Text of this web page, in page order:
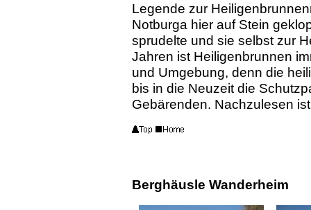
Legende zur
Notburga hier auf Stein
sprudelte und sie selbst zur
Jahren ist Heiligenbrunnen
und Umgebung, denn die
bis in die Neuzeit die
Gebärenden. Nachzulesen
Berghäusle Wanderheim